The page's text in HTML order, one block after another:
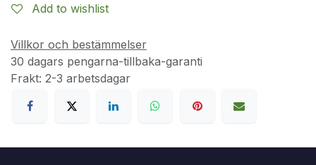
Add to wishlist
Villkor och bestämmelser
30 dagars pengarna-tillbaka-garanti
Frakt: 2-3 arbetsdagar